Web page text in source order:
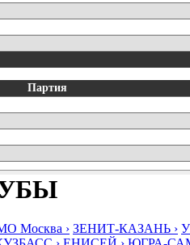
Партия
Москва › ЗЕНИТ-КАЗАНЬ ›